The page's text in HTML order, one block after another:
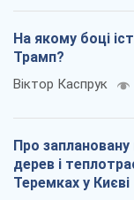
На якому боці
Трамп?
Віктор Каспрук
Про
дерев і
Теремках у Києві